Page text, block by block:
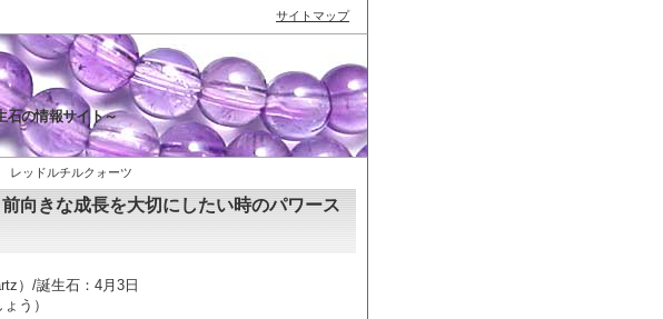
石の情報サイト～
ッドルチルクォーツ
向きな成長を大切にしたい時のパワース
）/誕生石：4月3日
う）
サイトマップ